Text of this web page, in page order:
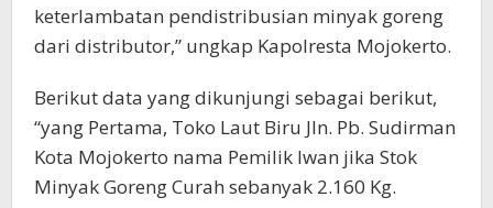
keterlambatan pendistribusian minyak goreng
dari distributor,” ungkap Kapolresta Mojokerto.
Berikut data yang dikunjungi sebagai berikut,
“yang Pertama, Toko Laut Biru Jln. Pb. Sudirman
Kota Mojokerto nama Pemilik Iwan jika Stok
Minyak Goreng Curah sebanyak 2.160 Kg.